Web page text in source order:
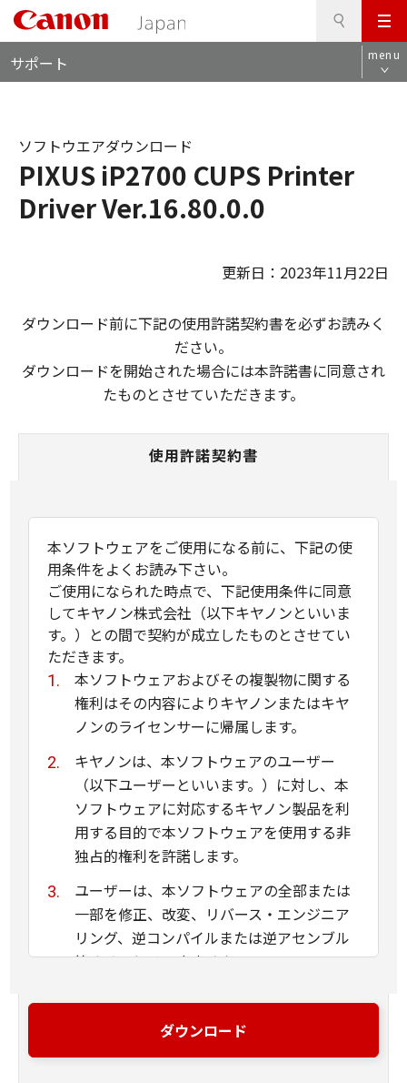
メ
ニ
ュ
サポート menu
PIXUS iP2700 CUPS Printer
Driver Ver.16.80.0.0
ソフトウエアダウンロード
更新日：2023年11月22日
ダウンロード前に下記の使用許諾契約書を必ずお読みく
ださい。
ダウンロードを開始された場合には本許諾書に同意され
たものとさせていただきます。
使用許諾契約書
本ソフトウェアをご使用になる前に、下記の使
用条件をよくお読み下さい。
ご使用になられた時点で、下記使用条件に同意
してキヤノン株式会社（以下キヤノンといいま
す。）との間で契約が成立したものとさせてい
ただきます。
本ソフトウェアおよびその複製物に関する
権利はその内容によりキヤノンまたはキヤ
ノンのライセンサーに帰属します。
キヤノンは、本ソフトウェアのユーザー
（以下ユーザーといいます。）に対し、本
ソフトウェアに対応するキヤノン製品を利
用する目的で本ソフトウェアを使用する非
独占的権利を許諾します。
ユーザーは、本ソフトウェアの全部または
一部を修正、改変、リバース・エンジニア
リング、逆コンパイルまたは逆アセンブル
等することはできません。
ン株式会社およびキヤノンのライセンサー
は、本ソフトウェアがユーザーの特定の目
ダウンロード